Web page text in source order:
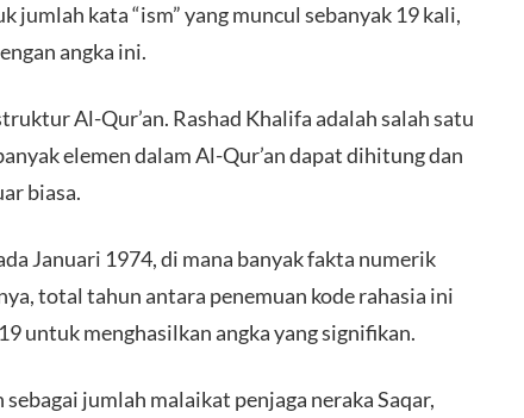
kata “ism” yang muncul sebanyak 19 kali,
angka ini.
Al-Qur’an. Rashad Khalifa adalah salah satu
elemen dalam Al-Qur’an dapat dihitung dan
biasa.
Januari 1974, di mana banyak fakta numerik
total tahun antara penemuan kode rahasia ini
untuk menghasilkan angka yang signifikan.
jumlah malaikat penjaga neraka Saqar,